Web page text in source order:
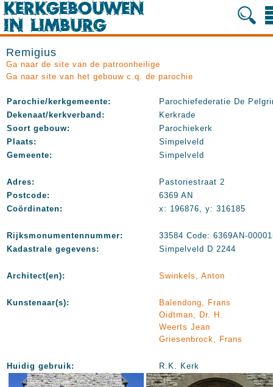
Remigius
Ga naar de site van de patroonheilige
Ga naar site van het gebouw c.q. de parochie
Parochie/kerkgemeente:
Parochiefederatie De
Dekenaat/kerkverband:
Kerkrade
Soort gebouw:
Parochiekerk
Plaats:
Simpelveld
Gemeente:
Simpelveld
Adres:
Pastoriestraat 2
Postcode:
6369 AN
Coördinaten:
x: 196876, y: 316185
Rijksmonumentennummer:
33584 Code: 6369AN-
Kadastrale gegevens:
Simpelveld D 2244
Architect(en): Swinkels, Anton
Kunstenaar(s):
Balendong, Frans
Oidtman, Dr. H.
Weerts Jean
Griesenbrock, Frans
Huidig gebruik: R.K. Kerk